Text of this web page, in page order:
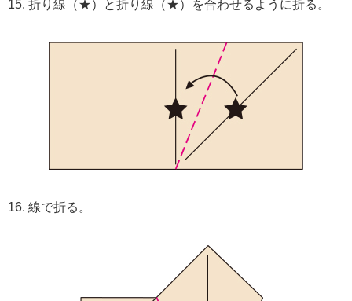
15. 折り線（★）と折り線（★）を合わせるように折る。
16. 線で折る。